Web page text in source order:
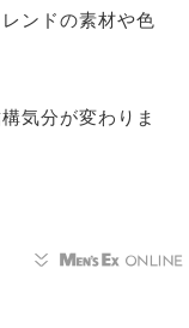
ンドの素材や色
気分が変わりま